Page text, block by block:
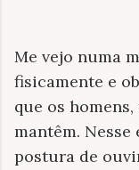
Me vejo numa
fisicamente e
que os
mantêm.
postura de